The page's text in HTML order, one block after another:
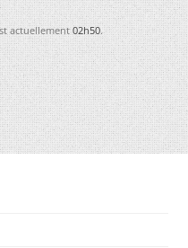
actuellement02h50.